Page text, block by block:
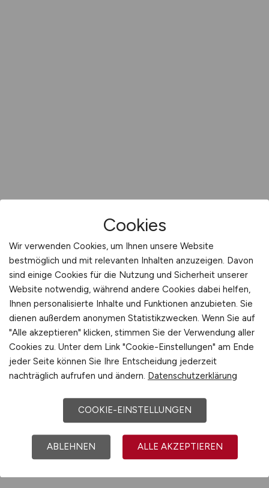
Cookies
Wir verwenden Cookies, um Ihnen unsere Website
bestmöglich und mit relevanten Inhalten anzuzeigen. Davon
sind einige Cookies für die Nutzung und Sicherheit unserer
Website notwendig, während andere Cookies dabei helfen,
Ihnen personalisierte Inhalte und Funktionen anzubieten. Sie
dienen außerdem anonymen Statistikzwecken. Wenn Sie auf
"Alle akzeptieren" klicken, stimmen Sie der Verwendung aller
Cookies zu. Unter dem Link "Cookie-Einstellungen" am Ende
jeder Seite können Sie Ihre Entscheidung jederzeit
nachträglich aufrufen und ändern. Datenschutzerklärung
COOKIE-EINSTELLUNGEN
ABLEHNEN ALLE AKZEPTIEREN